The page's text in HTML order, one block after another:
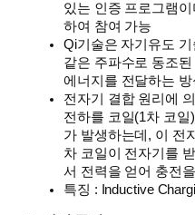
있는 인증 프로그램
하여 참여 가능
Qi기술은 자기유도
같은 주파수로 동조
에너지를 전달하는 방
전자기 결합 원리에
전하를 코일(1차 코일
가 발생하는데, 이 전
차 코일이 전자기를
서 전력을 얻어 충전
특징 : Inductive